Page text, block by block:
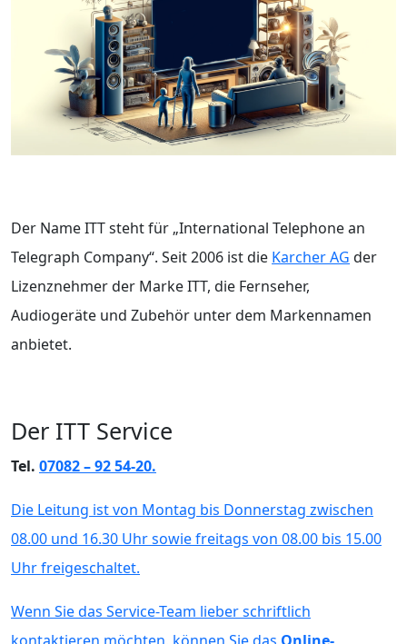
Der Name ITT steht für „International Telephone an
Telegraph Company“. Seit 2006 ist die Karcher AG der
Lizenznehmer der Marke ITT, die Fernseher,
Audiogeräte und Zubehör unter dem Markennamen
anbietet.
Der ITT Service
Tel. 07082 – 92 54-20.
Die Leitung ist von Montag bis Donnerstag zwischen
08.00 und 16.30 Uhr sowie freitags von 08.00 bis 15.00
Uhr freigeschaltet.
Wenn Sie das Service-Team lieber schriftlich